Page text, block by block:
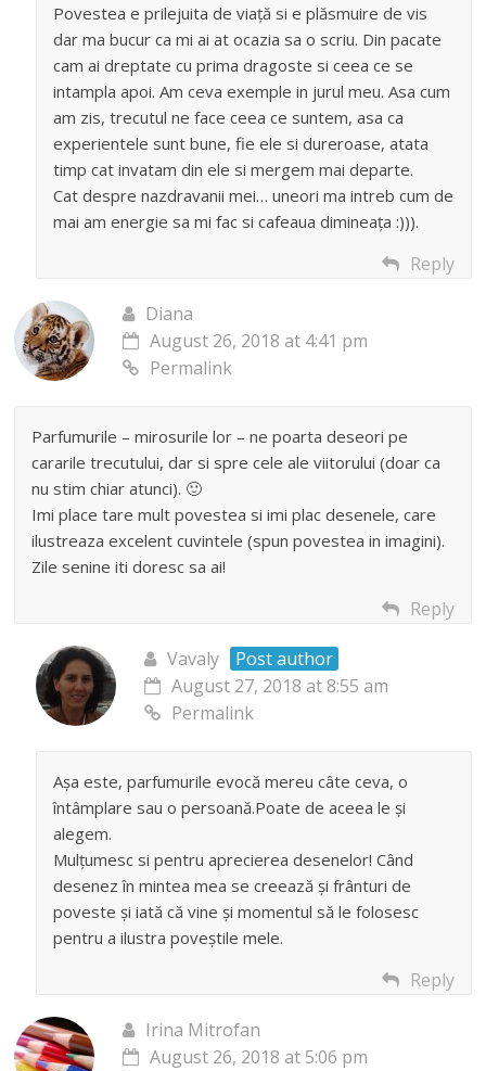
Povestea e prilejuita de viață si e plăsmuire de vis
dar ma bucur ca mi ai at ocazia sa o scriu. Din pacate
cam ai dreptate cu prima dragoste si ceea ce se
intampla apoi. Am ceva exemple in jurul meu. Asa cum
am zis, trecutul ne face ceea ce suntem, asa ca
experientele sunt bune, fie ele si dureroase, atata
timp cat invatam din ele si mergem mai departe.
Cat despre nazdravanii mei… uneori ma intreb cum de
mai am energie sa mi fac si cafeaua dimineața :))).
Reply
Diana
August 26, 2018 at 4:41 pm
Permalink
Parfumurile – mirosurile lor – ne poarta deseori pe
cararile trecutului, dar si spre cele ale viitorului (doar ca
nu stim chiar atunci). 🙂
Imi place tare mult povestea si imi plac desenele, care
ilustreaza excelent cuvintele (spun povestea in imagini).
Zile senine iti doresc sa ai!
Reply
Vavaly
Post author
August 27, 2018 at 8:55 am
Permalink
Așa este, parfumurile evocă mereu câte ceva, o
întâmplare sau o persoană.Poate de aceea le și
alegem.
Mulțumesc si pentru aprecierea desenelor! Când
desenez în mintea mea se creează și frânturi de
poveste și iată că vine și momentul să le folosesc
pentru a ilustra poveștile mele.
Reply
Irina Mitrofan
August 26, 2018 at 5:06 pm